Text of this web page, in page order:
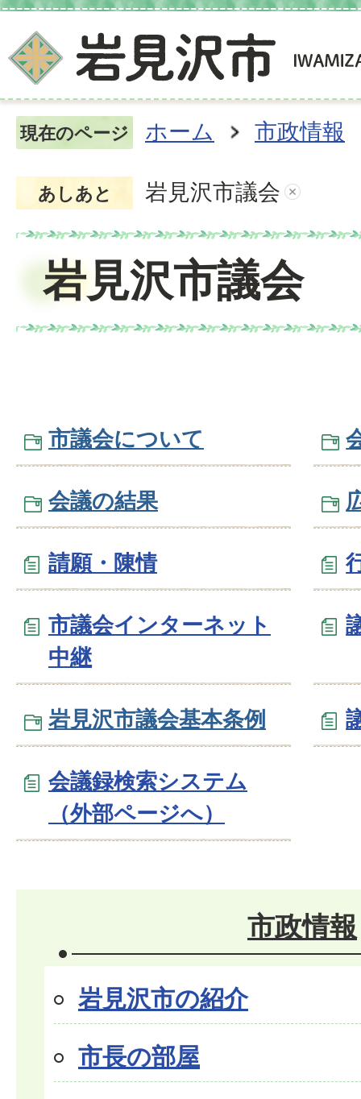
現在のページ ホーム 市政情報
あしあと 岩見沢市議会
岩見沢市議会
市議会について
会議の結果
請願・陳情
市議会インターネット
中継
岩見沢市議会基本条例
会議録検索システム
（外部ページへ）
市政情報
岩見沢市の紹介
市長の部屋